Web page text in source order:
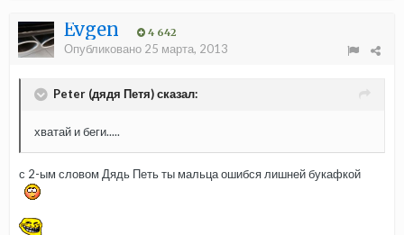
Evgen 4 642
Опубликовано 25 марта, 2013
Peter (дядя Петя) сказал:
хватай и беги.....
с 2-ым словом Дядь Петь ты мальца ошибся лишней букафкой